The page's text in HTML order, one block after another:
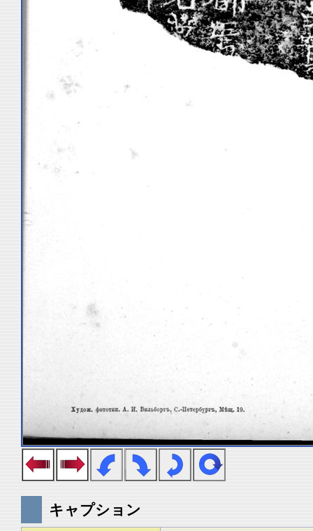
キャプション